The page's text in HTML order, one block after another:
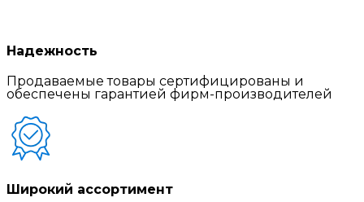
Надежность
Продаваемые товары сертифицированы и
обеспечены гарантией фирм-производителей
Широкий ассортимент